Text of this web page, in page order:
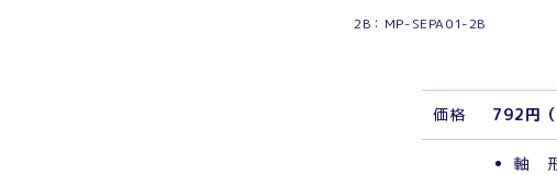
2B：MP-SEPA01-2B
価格 792円
軸